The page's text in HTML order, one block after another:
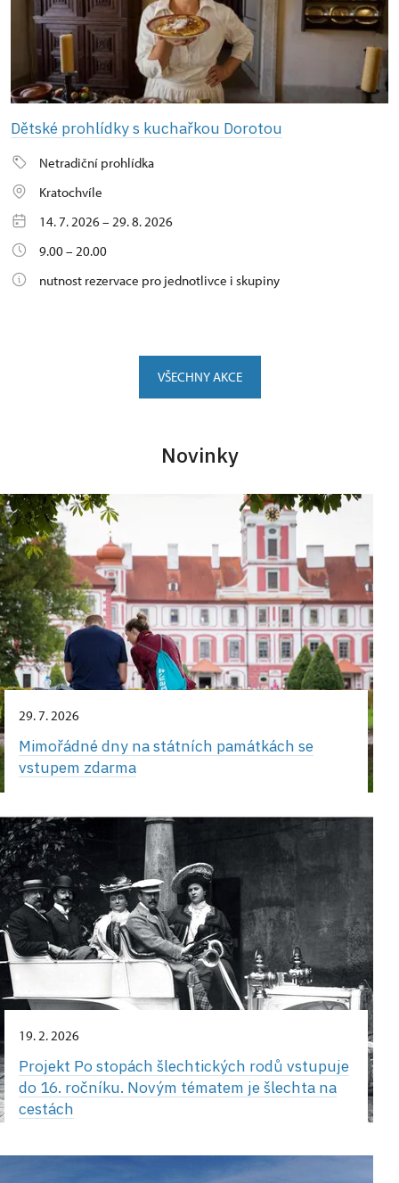
Dětské prohlídky s kuchařkou Dorotou
Netradiční prohlídka
Kratochvíle
14. 7. 2026 – 29. 8. 2026
9.00 – 20.00
nutnost rezervace pro jednotlivce i skupiny
VŠECHNY AKCE
Novinky
29. 7. 2026
Mimořádné dny na státních památkách se
vstupem zdarma
19. 2. 2026
Projekt Po stopách šlechtických rodů vstupuje
do 16. ročníku. Novým tématem je šlechta na
cestách